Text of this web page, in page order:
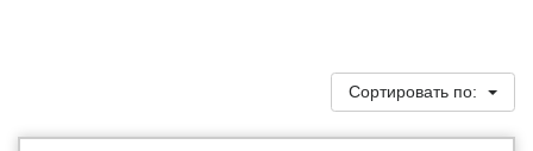
Сортировать по: